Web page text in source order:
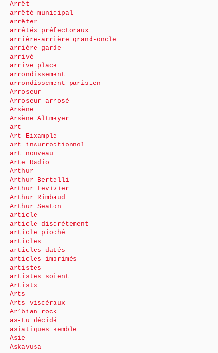
Arrêt
arrêté municipal
arrêter
arrêtés préfectoraux
arrière-arrière grand-oncle
arrière-garde
arrivé
arrive place
arrondissement
arrondissement parisien
Arroseur
Arroseur arrosé
Arsène
Arsène Altmeyer
art
Art Eixample
art insurrectionnel
art nouveau
Arte Radio
Arthur
Arthur Bertelli
Arthur Levivier
Arthur Rimbaud
Arthur Seaton
article
article discrètement
article pioché
articles
articles datés
articles imprimés
artistes
artistes soient
Artists
Arts
Arts viscéraux
Ar’bian rock
as-tu décidé
asiatiques semble
Asie
Askavusa